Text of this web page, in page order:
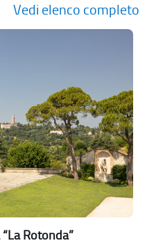
Vedi elenco completo
Rotonda”